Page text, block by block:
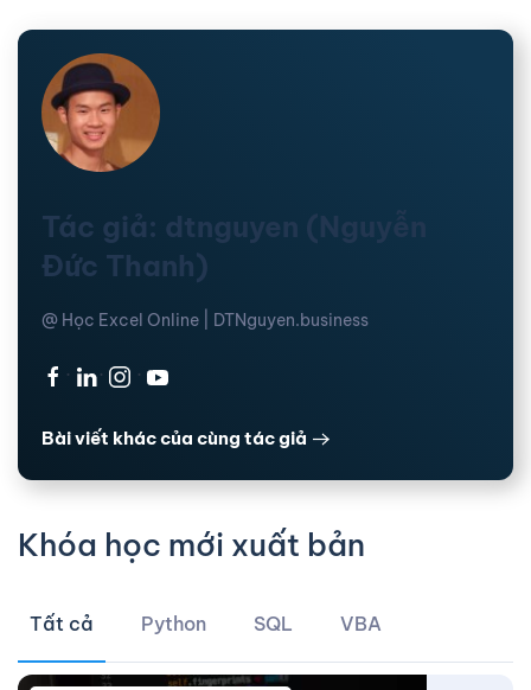
Tác giả: dtnguyen (Nguyễn
Đức Thanh)
@ Học Excel Online | DTNguyen.business
· · ·
Bài viết khác của cùng tác giả
Khóa học mới xuất bản
Tất cả Python SQL VBA